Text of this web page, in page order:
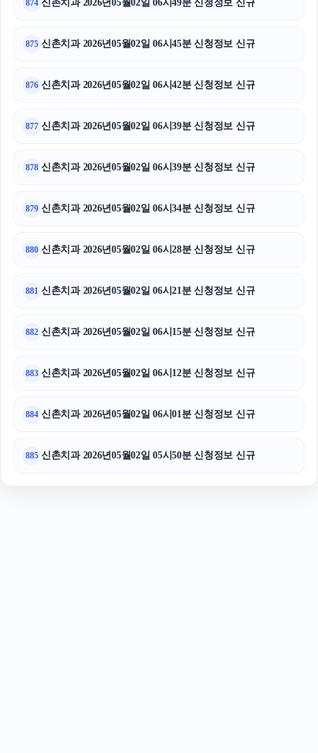
874 신촌치과 2026년05월02일 06시49분 신청정보 신규
875 신촌치과 2026년05월02일 06시45분 신청정보 신규
876 신촌치과 2026년05월02일 06시42분 신청정보 신규
877 신촌치과 2026년05월02일 06시39분 신청정보 신규
878 신촌치과 2026년05월02일 06시39분 신청정보 신규
879 신촌치과 2026년05월02일 06시34분 신청정보 신규
880 신촌치과 2026년05월02일 06시28분 신청정보 신규
881 신촌치과 2026년05월02일 06시21분 신청정보 신규
882 신촌치과 2026년05월02일 06시15분 신청정보 신규
883 신촌치과 2026년05월02일 06시12분 신청정보 신규
884 신촌치과 2026년05월02일 06시01분 신청정보 신규
885 신촌치과 2026년05월02일 05시50분 신청정보 신규